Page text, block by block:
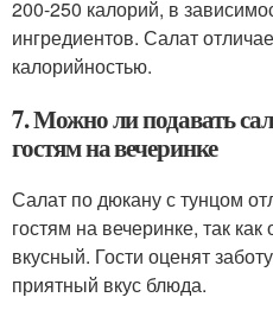
200-250 калорий, в
ингредиентов. Салат
калорийностью.
7. Можно ли подавать
гостям на вечеринке
Салат по дюкану с тунцом
гостям на вечеринке, так
вкусный. Гости оценят
приятный вкус блюда.